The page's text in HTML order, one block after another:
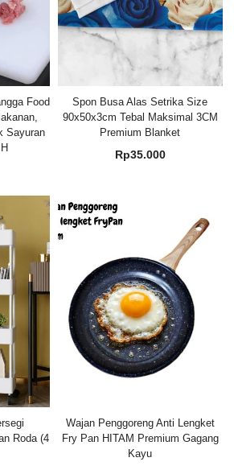
Food
Sayuran
Spon Busa Alas Setrika Size
90x50x3cm Tebal Maksimal 3CM
Premium Blanket
Rp35.000
Roda (4
Wajan Penggoreng Anti Lengket
Fry Pan HITAM Premium Gagang
Kayu